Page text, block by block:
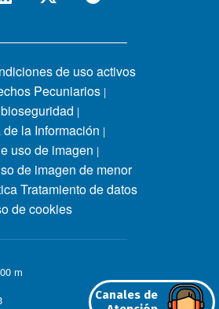
Canales de
de uso activos
Pecuniarios |
|
la Información |
uso de imagen |
de imagen de menor
Tratamiento de datos
de cookies
m